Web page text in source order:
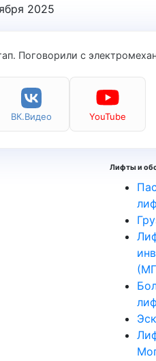
2025
Поговорили с
ВК.Видео YouTube
Лифты и